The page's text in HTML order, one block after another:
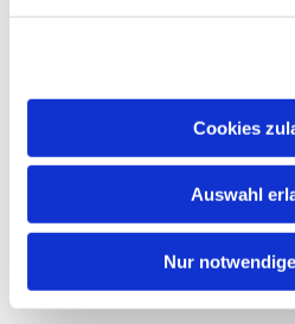
Cookies
Auswahl
Nur